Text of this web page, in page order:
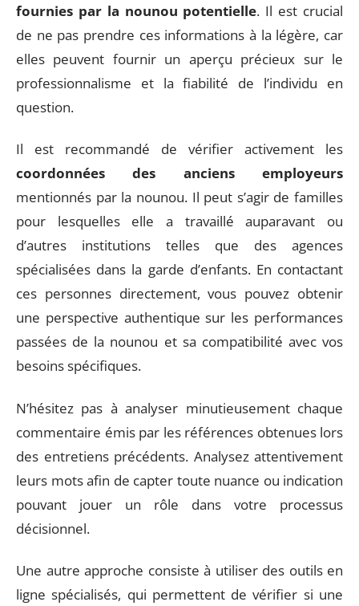
fournies par la nounou potentielle. Il est crucial
de ne pas prendre ces informations à la légère, car
elles peuvent fournir un aperçu précieux sur le
professionnalisme et la fiabilité de l’individu en
question.
Il est recommandé de vérifier activement les
coordonnées des anciens employeurs
mentionnés par la nounou. Il peut s’agir de familles
pour lesquelles elle a travaillé auparavant ou
d’autres institutions telles que des agences
spécialisées dans la garde d’enfants. En contactant
ces personnes directement, vous pouvez obtenir
une perspective authentique sur les performances
passées de la nounou et sa compatibilité avec vos
besoins spécifiques.
N’hésitez pas à analyser minutieusement chaque
commentaire émis par les références obtenues lors
des entretiens précédents. Analysez attentivement
leurs mots afin de capter toute nuance ou indication
pouvant jouer un rôle dans votre processus
décisionnel.
Une autre approche consiste à utiliser des outils en
ligne spécialisés, qui permettent de vérifier si une